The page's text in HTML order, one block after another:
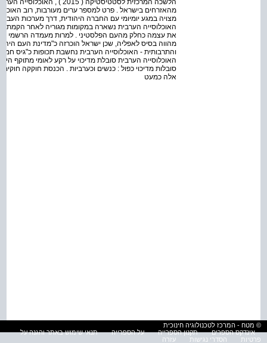
מהאזרחים בישראל . פרט למספר ערים מעורבות, רוב
האוכלוסייה הערבית נשארה במקומות מגוריה לאחר הקמת
את עצמה כחלק מהעם הפלסטיני . למרות מעמדה הרשמי
מהווה בסיס לאפליה, שכן ישראל הוכרזה כ"מדינת העם
והתרבותית - האוכלוסייה הערבית נחשבת תכופות כ"גיס
האוכלוסייה הערבית סובלת מדיכוי על רקע לאומי מתוקף
סובלות מדיכוי כפול : כנשים וכערביות . הכנסת חוקקה
אלה כמעט
© מטח - המרכז לטכנולוגיה חינוכית
אינדקס הספרים
תקנון הספרייה על הספרייה
תנאי שימוש באתר והגנה על
פרטיות
הסדרי נגישות עזרה